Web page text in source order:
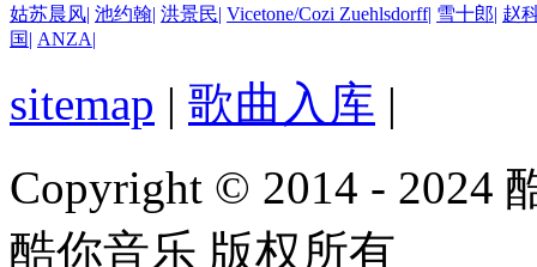
姑苏晨风| 池约翰| 洪景民| Vicetone/Cozi Zuehlsdorff| 雪十郎| 赵
国| ANZA|
sitemap | 歌曲入库 |
Copyright © 2014 - 2024
酷你音乐 版权所有